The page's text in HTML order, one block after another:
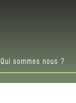
Qui sommes nous ?